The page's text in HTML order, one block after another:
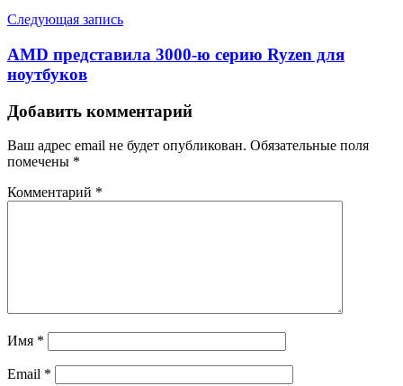
Следующая запись
AMD представила 3000-ю серию Ryzen для
ноутбуков
Добавить комментарий
Ваш адрес email не будет опубликован. Обязательные поля
помечены *
Комментарий *
Имя *
Email *